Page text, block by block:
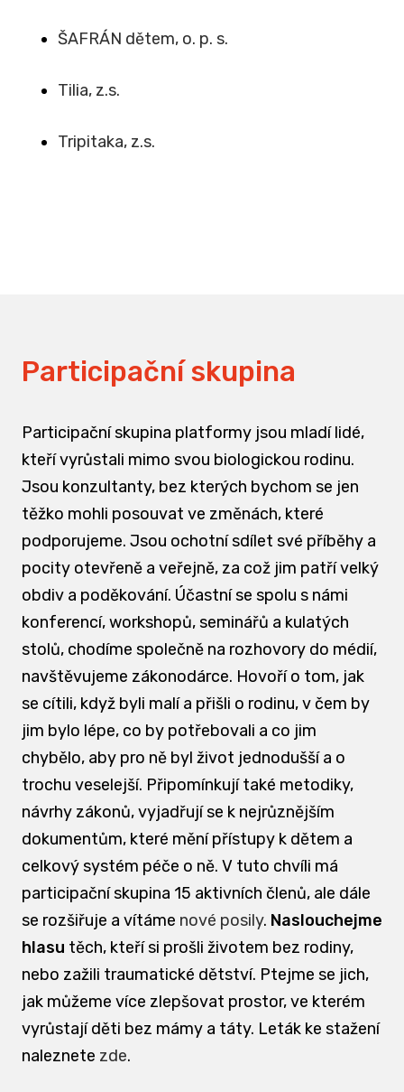
ŠAFRÁN dětem, o. p. s.
Tilia, z.s.
Tripitaka, z.s.
Participační skupina
Participační skupina platformy jsou mladí lidé,
kteří vyrůstali mimo svou biologickou rodinu.
Jsou konzultanty, bez kterých bychom se jen
těžko mohli posouvat ve změnách, které
podporujeme. Jsou ochotní sdílet své příběhy a
pocity otevřeně a veřejně, za což jim patří velký
obdiv a poděkování. Účastní se spolu s námi
konferencí, workshopů, seminářů a kulatých
stolů, chodíme společně na rozhovory do médií,
navštěvujeme zákonodárce. Hovoří o tom, jak
se cítili, když byli malí a přišli o rodinu, v čem by
jim bylo lépe, co by potřebovali a co jim
chybělo, aby pro ně byl život jednodušší a o
trochu veselejší. Připomínkují také metodiky,
návrhy zákonů, vyjadřují se k nejrůznějším
dokumentům, které mění přístupy k dětem a
celkový systém péče o ně. V tuto chvíli má
participační skupina 15 aktivních členů, ale dále
se rozšiřuje a vítáme nové posily. Naslouchejme
hlasu těch, kteří si prošli životem bez rodiny,
nebo zažili traumatické dětství. Ptejme se jich,
jak můžeme více zlepšovat prostor, ve kterém
vyrůstají děti bez mámy a táty. Leták ke stažení
naleznete zde.